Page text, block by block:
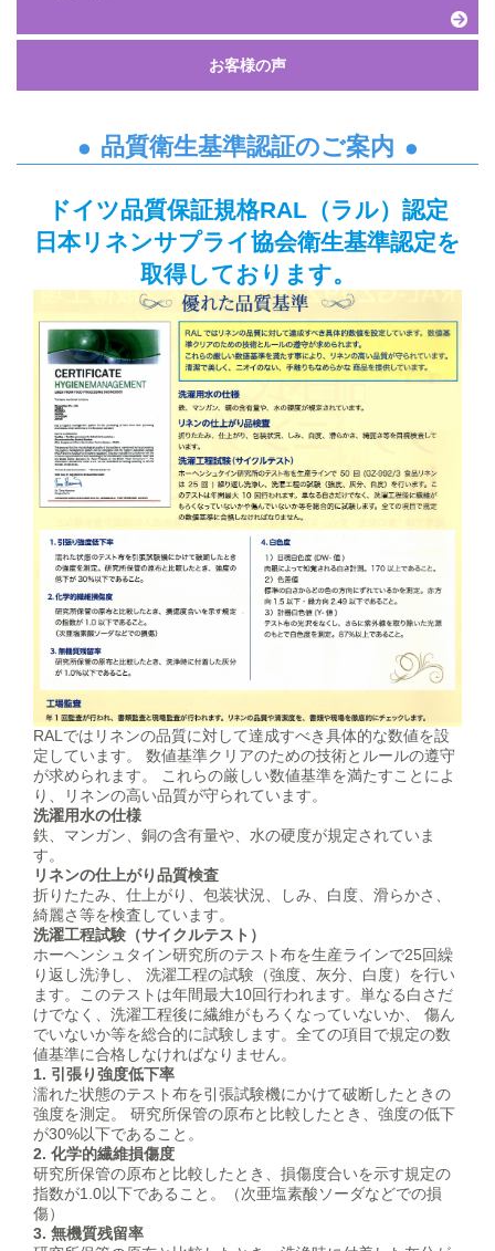
お客様の声
品質衛生基準認証のご案内
ドイツ品質保証規格RAL（ラル）認定
日本リネンサプライ協会衛生基準認定を
取得しております。
RALではリネンの品質に対して達成すべき具体的な数値を設
定しています。 数値基準クリアのための技術とルールの遵守
が求められます。 これらの厳しい数値基準を満たすことによ
り、リネンの高い品質が守られています。
洗濯用水の仕様
鉄、マンガン、銅の含有量や、水の硬度が規定されていま
す。
リネンの仕上がり品質検査
折りたたみ、仕上がり、包装状況、しみ、白度、滑らかさ、
綺麗さ等を検査しています。
洗濯工程試験（サイクルテスト）
ホーヘンシュタイン研究所のテスト布を生産ラインで25回繰
り返し洗浄し、 洗濯工程の試験（強度、灰分、白度）を行い
ます。このテストは年間最大10回行われます。単なる白さだ
けでなく、洗濯工程後に繊維がもろくなっていないか、 傷ん
でいないか等を総合的に試験します。全ての項目で規定の数
値基準に合格しなければなりません。
1. 引張り強度低下率
濡れた状態のテスト布を引張試験機にかけて破断したときの
強度を測定。 研究所保管の原布と比較したとき、強度の低下
が30%以下であること。
2. 化学的繊維損傷度
研究所保管の原布と比較したとき、損傷度合いを示す規定の
指数が1.0以下であること。（次亜塩素酸ソーダなどでの損
傷）
3. 無機質残留率